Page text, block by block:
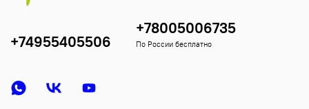
+74955405506
+78005006735
По России бесплатно